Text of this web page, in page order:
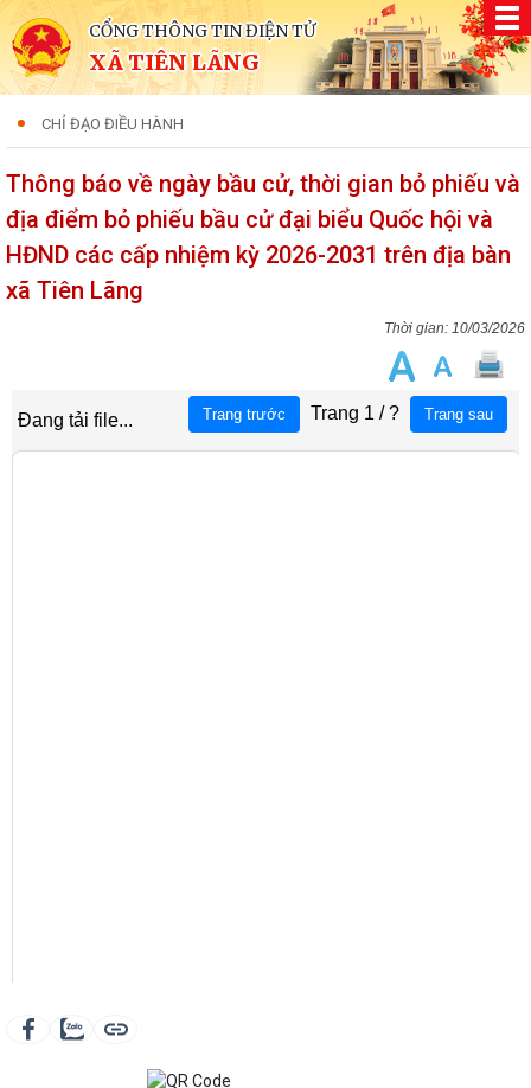
CỔNG THÔNG TIN ĐIỆN TỬ
XÃ TIÊN LÃNG
CHỈ ĐẠO ĐIỀU HÀNH
Thông báo về ngày bầu cử, thời gian bỏ phiếu và
địa điểm bỏ phiếu bầu cử đại biểu Quốc hội và
HĐND các cấp nhiệm kỳ 2026-2031 trên địa bàn
xã Tiên Lãng
10/03/2026